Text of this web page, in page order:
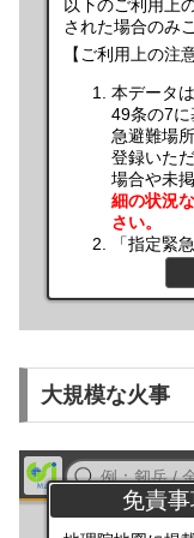
大規模な火事